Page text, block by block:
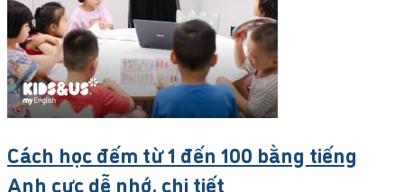
Cách học đếm từ 1 đến 100 bằng tiếng
Anh cực dễ nhớ, chi tiết